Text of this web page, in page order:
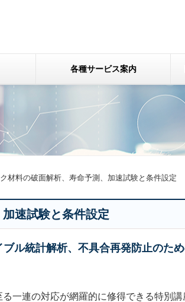
各種サービス案内
材料の破面解析、寿命予測、加速試験と条件設定
速試験と条件設定
ル統計解析、不具合再発防止のた
一連の対応が網羅的に修得できる特別講